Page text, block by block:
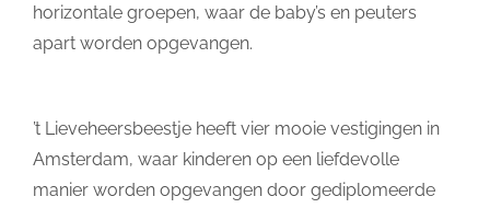
horizontale groepen, waar de baby’s en peuters
apart worden opgevangen.
’t Lieveheersbeestje heeft vier mooie vestigingen in
Amsterdam, waar kinderen op een liefdevolle
manier worden opgevangen door gediplomeerde